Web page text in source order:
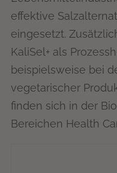
effektive
eingesetzt.
KaliSel+ als
beispielsweise bei
vegetarischer
finden sich in der
Bereichen Health